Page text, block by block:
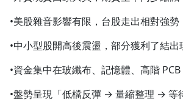
•美股雜音影響有限，台股走出相對強勢
•中小型股開高後震盪，部分獲利了結出
•資金集中在玻纖布、記憶體、高階 PCB
•盤勢呈現「低檔反彈 → 量縮整理 → 等